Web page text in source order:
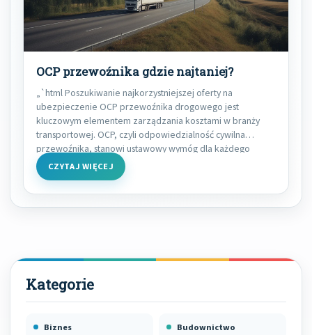
OCP przewoźnika gdzie najtaniej?
„`html Poszukiwanie najkorzystniejszej oferty na
ubezpieczenie OCP przewoźnika drogowego jest
kluczowym elementem zarządzania kosztami w branży
transportowej. OCP, czyli odpowiedzialność cywilna
przewoźnika, stanowi ustawowy wymóg dla każdego
podmiotu wykonującego przewóz
CZYTAJ WIĘCEJ
Biznes Budownictwo